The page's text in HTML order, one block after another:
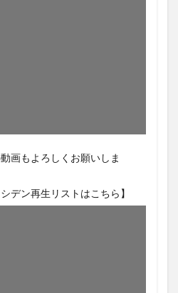
画もよろしくお願いしま
デン再生リストはこちら】